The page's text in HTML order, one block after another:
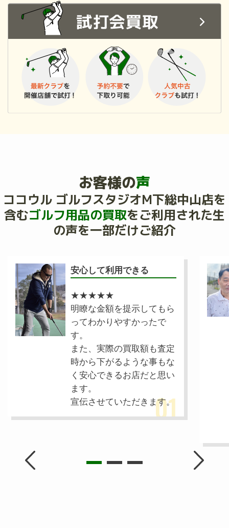
お客様の声
ココウル ゴルフスタジオM下総中山店を
含むゴルフ用品の買取をご利用された生
の声を一部だけご紹介
安心して利用できる
★★★★★
明瞭な金額を提示してもら
ってわかりやすかったで
す。
また、実際の買取額も査定
時から下がるような事もな
く安心できるお店だと思い
ます。
宣伝させていただきます。
01